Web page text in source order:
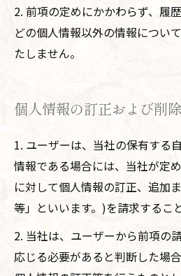
2. 前項の定めにかかわらず、履
どの個人情報以外の情報につい
たしません。
個人情報の訂正および削除
1. ユーザーは、当社の保有する
情報である場合には、当社が定
に対して個人情報の訂正、追加
等」といいます。)を請求するこ
2. 当社は、ユーザーから前項の
応じる必要があると判断した場